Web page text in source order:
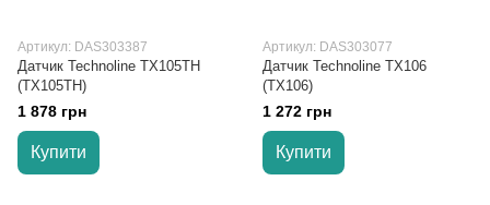
Артикул: DAS303387
Датчик Technoline TX105TH
(TX105TH)
1 878 грн
Купити
Артикул: DAS303077
Датчик Technoline TX106
(TX106)
1 272 грн
Купити